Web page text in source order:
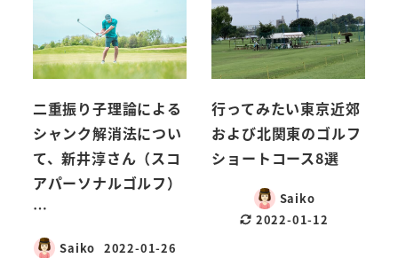
二重振り子理論による
シャンク解消法につい
て、新井淳さん（スコ
アパーソナルゴルフ）
…
Saiko 2022-01-26
行ってみたい東京近郊
および北関東のゴルフ
ショートコース8選
Saiko
2022-01-12